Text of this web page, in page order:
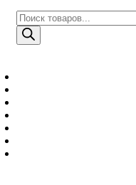
Поиск
товаров